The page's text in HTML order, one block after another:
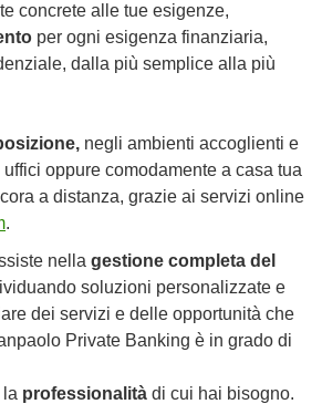
concrete alle tue esigenze,
per ogni esigenza finanziaria,
dalla più semplice alla più
negli ambienti accoglienti e
oppure comodamente a casa tua
a distanza, grazie ai servizi online
.
nella gestione completa del
soluzioni personalizzate e
dei servizi e delle opportunità che
Private Banking è in grado di
la professionalità di cui hai bisogno.